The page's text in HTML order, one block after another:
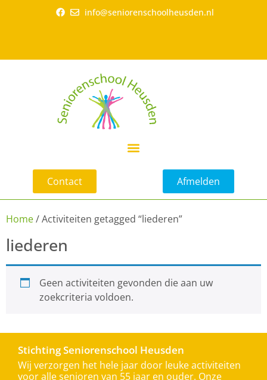
info@seniorenschoolheusden.nl
Contact Afmelden
Home/ Activiteiten getagged “liederen”
liederen
Geen activiteiten gevonden die aan uw
zoekcriteria voldoen.
Stichting Seniorenschool Heusden
Wij verzorgen het hele jaar door leuke activiteiten
voor alle senioren van 55 jaar en ouder. Onze